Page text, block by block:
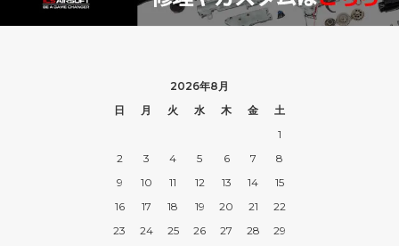
2026年8月
日
月 火 水 木 金
土
1
2
3 4 5 6 7
8
9
10 11 12 13 14
15
16
17 18 19 20 21
22
23
24 25 26 27 28
29